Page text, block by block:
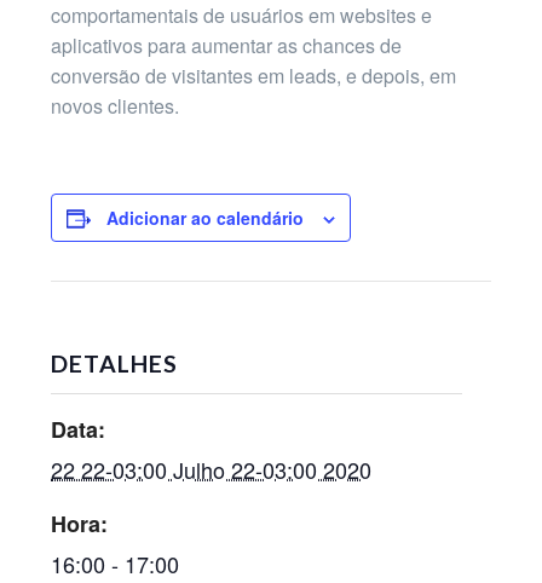
comportamentais de usuários em websites e
aplicativos para aumentar as chances de
conversão de visitantes em leads, e depois, em
novos clientes.
Adicionar ao calendário
DETALHES
Data:
22 22-03:00 Julho 22-03:00 2020
Hora:
16:00 - 17:00